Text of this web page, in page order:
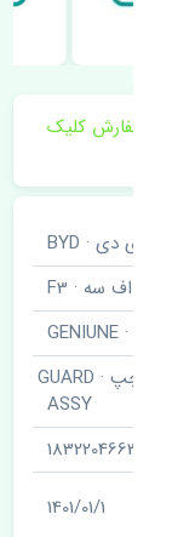
ثبت سفارش کلیک
بی وای دی · BYD
اف سه · F3
اصلی · GENIUNE
شلگیر عقب چپ · GUARD
ASSY
1832204663
1401/01/1